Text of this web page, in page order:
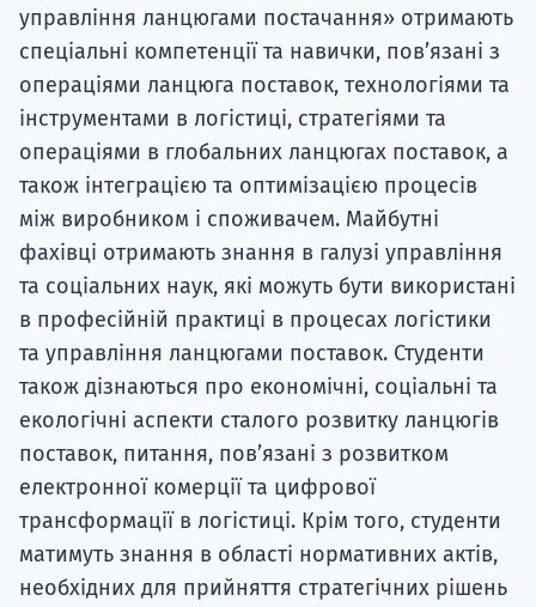
управління ланцюгами постачання» отримають
спеціальні компетенції та навички, пов’язані з
операціями ланцюга поставок, технологіями та
інструментами в логістиці, стратегіями та
операціями в глобальних ланцюгах поставок, а
також інтеграцією та оптимізацією процесів
між виробником і споживачем. Майбутні
фахівці отримають знання в галузі управління
та соціальних наук, які можуть бути використані
в професійній практиці в процесах логістики
та управління ланцюгами поставок. Студенти
також дізнаються про економічні, соціальні та
екологічні аспекти сталого розвитку ланцюгів
поставок, питання, пов’язані з розвитком
електронної комерції та цифрової
трансформації в логістиці. Крім того, студенти
матимуть знання в області нормативних актів,
необхідних для прийняття стратегічних рішень